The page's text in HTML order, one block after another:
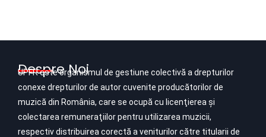
Despre Noi
UPFR este organismul de gestiune colectivă a drepturilor
conexe drepturilor de autor cuvenite producătorilor de
muzică din România, care se ocupă cu licenţierea şi
colectarea remuneraţiilor pentru utilizarea muzicii,
respectiv distribuirea corectă a veniturilor către titularii de